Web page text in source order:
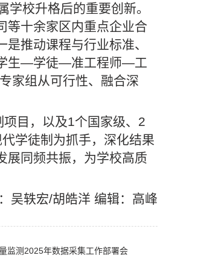
校升格后的重要创新。
等十余家区内重点企业合
推动课程与行业标准、
学生—学徒—准工程师—工
家组从可行性、融合深
目，以及1个国家级、2
学徒制为抓手，深化结果
展同频共振，为学校高质
吴轶宏/胡皓洋 编辑：高峰
监测2025年数据采集工作部署会